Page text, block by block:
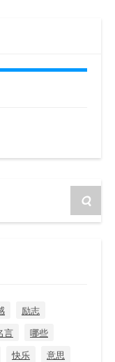
励志
言
哪些
快乐
意思